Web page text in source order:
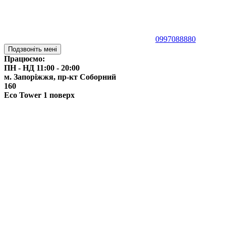
0997088880
Подзвоніть мені
Працюємо:
ПН - НД 11:00 - 20:00
м. Запоріжжя, пр-кт Соборний
160
Eco Tower 1 поверх